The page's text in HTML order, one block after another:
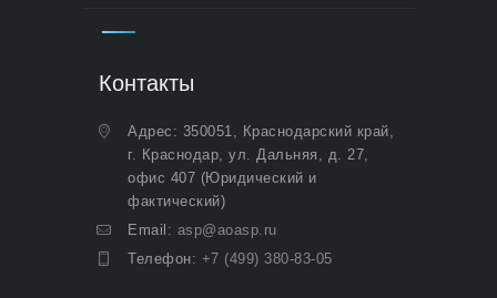
Контакты
Адрес: 350051, Краснодарский край,
г. Краснодар, ул. Дальняя, д. 27,
офис 407 (Юридический и
фактический)
Email: asp@aoasp.ru
Телефон: +7 (499) 380-83-05